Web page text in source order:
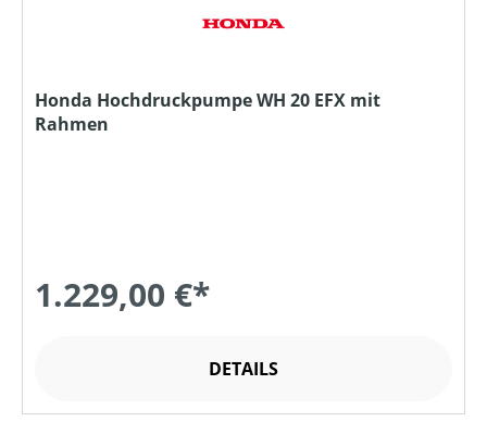
Honda Hochdruckpumpe WH 20 EFX mit
Rahmen
1.229,00 €*
DETAILS